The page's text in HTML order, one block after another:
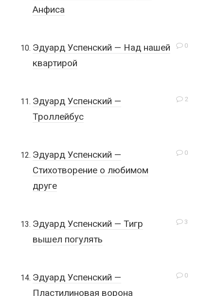
Анфиса
0
Эдуард Успенский — Над нашей
квартирой
2
Эдуард Успенский —
Троллейбус
0
Эдуард Успенский —
Стихотворение о любимом
друге
3
Эдуард Успенский — Тигр
вышел погулять
0
Эдуард Успенский —
Пластилиновая ворона